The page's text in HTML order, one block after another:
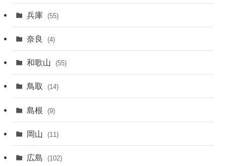
兵庫 (55)
奈良 (4)
和歌山 (55)
鳥取 (14)
島根 (9)
岡山 (11)
広島 (102)